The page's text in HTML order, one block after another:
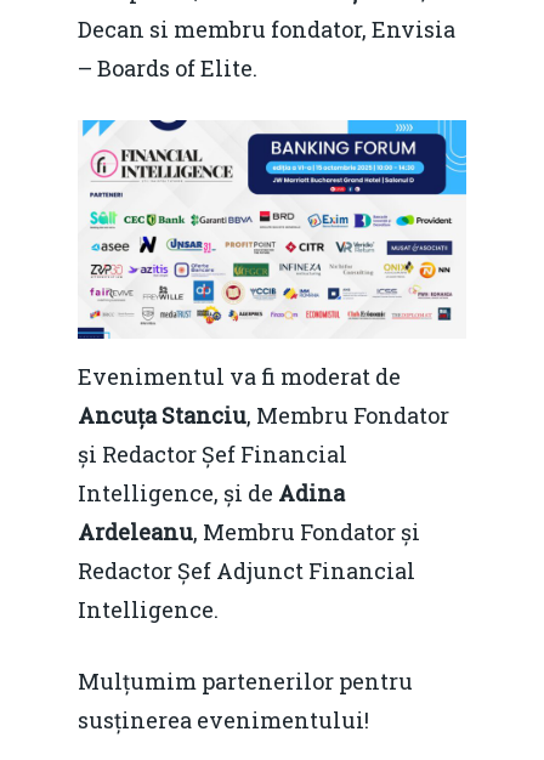
Decan si membru fondator, Envisia
– Boards of Elite.
Evenimentul va fi moderat de
Ancuța Stanciu, Membru Fondator
și Redactor Șef Financial
Intelligence, și de Adina
Ardeleanu, Membru Fondator și
Redactor Șef Adjunct Financial
Intelligence.
Mulțumim partenerilor pentru
susținerea evenimentului!